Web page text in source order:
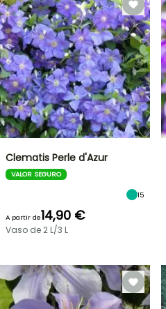
Clematis Perle d'Azur
VALOR SEGURO
15
A partir de14,90 €
Vaso de 2 L/3 L